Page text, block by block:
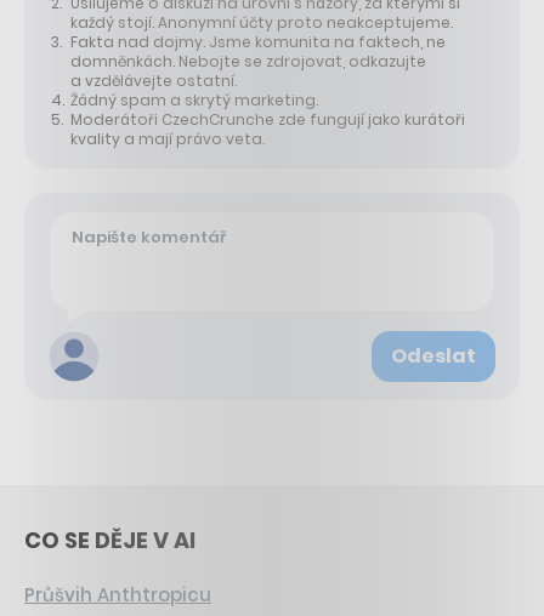
každý stojí. Anonymní účty proto neakceptujeme.
Fakta nad dojmy. Jsme komunita na faktech, ne
domněnkách. Nebojte se zdrojovat, odkazujte
a vzdělávejte ostatní.
Žádný spam a skrytý marketing.
Moderátoři CzechCrunche zde fungují jako kurátoři
kvality a mají právo veta.
Odeslat
CO SE DĚJE V AI
Průšvih Anthtropicu